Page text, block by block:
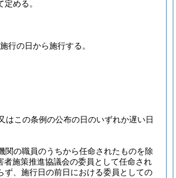
める。
行の日から施行する。
はこの条例の公布の日のいずれか遅い日
関の職員のうちから任命されたものを除
施策推進協議会の委員として任命され
ず、施行日の前日における委員としての